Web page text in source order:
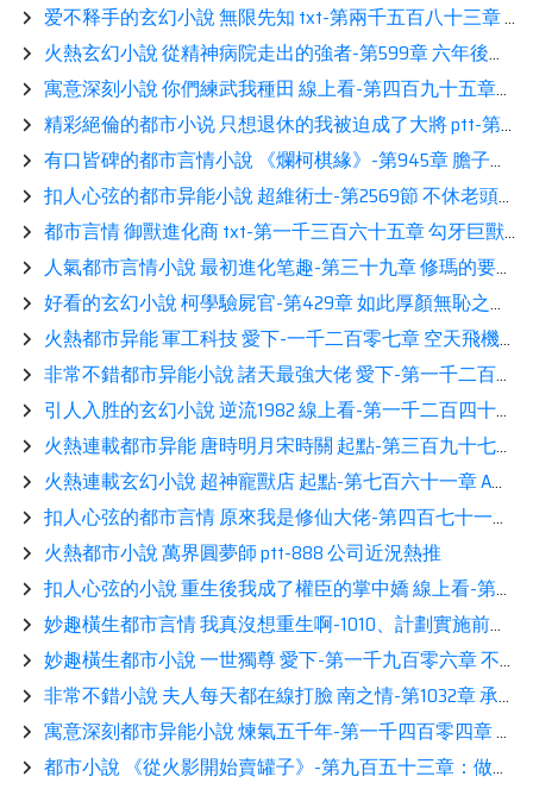
爱不释手的玄幻小說 無限先知 txt-第兩千五百八十三章 新歡鑒賞
火熱玄幻小說 從精神病院走出的強者-第599章 六年後！閲讀
寓意深刻小說 你們練武我種田 線上看-第四百九十五章：天捷星，通天城展示
精彩絕倫的都市小说 只想退休的我被迫成了大將 ptt-第四百七十五章 去做個了結分享
有口皆碑的都市言情小說 《爛柯棋緣》-第945章 膽子不小展示
扣人心弦的都市异能小說 超維術士-第2569節 不休老頭推薦
都市言情 御獸進化商 txt-第一千三百六十五章 勾牙巨獸龍展示
人氣都市言情小說 最初進化笔趣-第三十九章 修瑪的要求閲讀
好看的玄幻小說 柯學驗屍官-第429章 如此厚顏無恥之人分享
火熱都市异能 軍工科技 愛下-一千二百零七章 空天飛機熱推
非常不錯都市异能小說 諸天最強大佬 愛下-第一千二百六十四章 一方神朝覆滅熱推
引人入胜的玄幻小說 逆流1982 線上看-第一千二百四十四章 一家獨大鑒賞
火熱連載都市异能 唐時明月宋時關 起點-第三百九十七章 有所準備展示
火熱連載玄幻小說 超神寵獸店 起點-第七百六十一章 A級資質（求訂閱求月票）
扣人心弦的都市言情 原來我是修仙大佬-第四百七十一章 活不過三天，橫推分享
火熱都市小說 萬界圓夢師 ptt-888 公司近況熱推
扣人心弦的小說 重生後我成了權臣的掌中嬌 線上看-第242章 南胭之死相伴
妙趣橫生都市言情 我真沒想重生啊-1010、計劃實施前的所有鋪墊（求月票）
妙趣橫生都市小說 一世獨尊 愛下-第一千九百零六章 不服也得服展示
非常不錯小說 夫人每天都在線打臉 南之情-第1032章 承哥：原來夫人喜歡這種方式鑒賞
寓意深刻都市异能小說 煉氣五千年-第一千四百零四章 飛昇的真相熱推
都市小說 《從火影開始賣罐子》-第九百五十三章：做個簡單的實驗鑒賞